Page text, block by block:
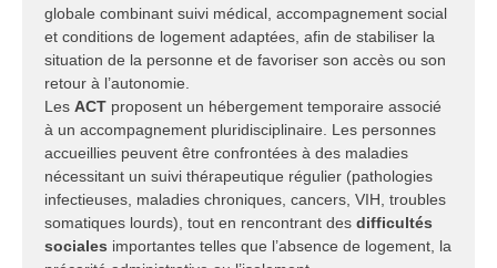
globale combinant suivi médical, accompagnement social
et conditions de logement adaptées, afin de stabiliser la
situation de la personne et de favoriser son accès ou son
retour à l’autonomie.
Les ACT proposent un hébergement temporaire associé
à un accompagnement pluridisciplinaire. Les personnes
accueillies peuvent être confrontées à des maladies
nécessitant un suivi thérapeutique régulier (pathologies
infectieuses, maladies chroniques, cancers, VIH, troubles
somatiques lourds), tout en rencontrant des difficultés
sociales importantes telles que l’absence de logement, la